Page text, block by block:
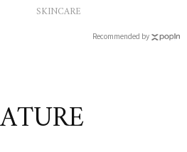
SKINCARE
Recommended by